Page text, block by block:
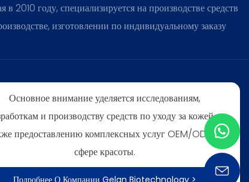
году, специализируется на производстве средств
изготовлении по индивидуальному заказу
Основное внимание уделяется исследованиям,
и производству средств по уходу за кожей, а
предоставлению комплексных услуг OEM/ODM в
сфере красоты.